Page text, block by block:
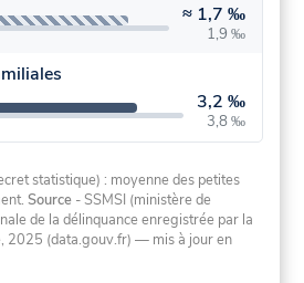
≈ 1,7 ‰
1,9 ‰
3,2 ‰
3,8 ‰
statistique) : moyenne des petites
Source - SSMSI (ministère de
de la délinquance enregistrée par la
2025 (data.gouv.fr) — mis à jour en